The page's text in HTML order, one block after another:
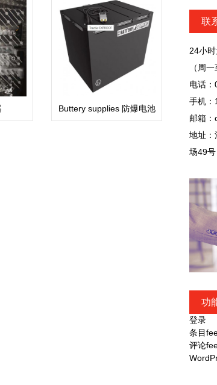
Buttery supplies 防爆电池
组
联
24小
（周
电话
手机
邮箱：
地址：
场49号
功
登录
条目
评论